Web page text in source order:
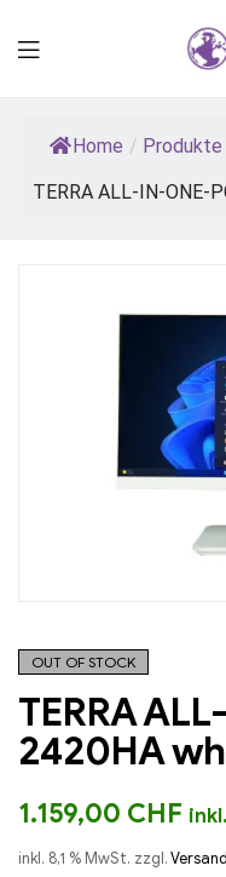
Home / Produkte
TERRA ALL-IN-ONE-
OUT OF STOCK
TERRA
2420HA wh
1.159,00 CHF
inkl. 8,1 % MwSt. zzgl.